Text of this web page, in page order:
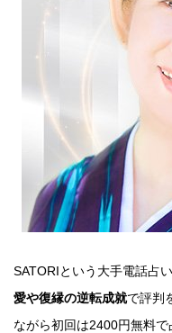
SATORIという大手電話占
愛や復縁の逆転成就で評判
ながら初回は2400円無料